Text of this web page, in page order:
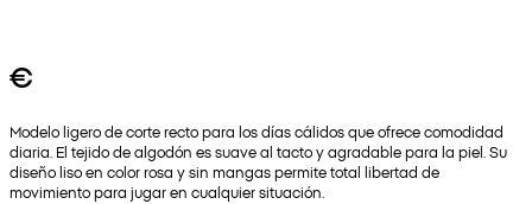
€
Modelo ligero de corte recto para los días cálidos que ofrece comodidad
diaria. El tejido de algodón es suave al tacto y agradable para la piel. Su
diseño liso en color rosa y sin mangas permite total libertad de
movimiento para jugar en cualquier situación.